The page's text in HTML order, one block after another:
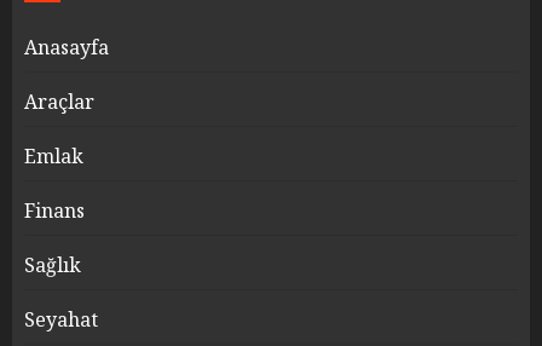
Anasayfa
Araçlar
Emlak
Finans
Sağlık
Seyahat